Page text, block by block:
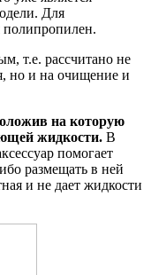
Для
полипропилен.
т.е. рассчитано не
но и на очищение и
на которую
жидкости. В
помогает
размещать в ней
и не дает жидкости